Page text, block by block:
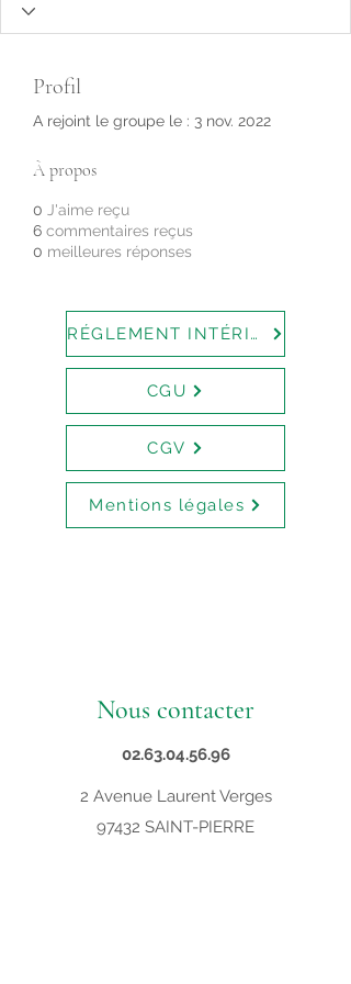
Profil
A rejoint le groupe le : 3 nov. 2022
À propos
0 J'aime reçu
6 commentaires reçus
0 meilleures réponses
RÉGLEMENT INTÉRIEUR
CGU
CGV
Mentions légales
Nous contacter
02.63.04.56.96
2 Avenue Laurent Verges
97432 SAINT-PIERRE